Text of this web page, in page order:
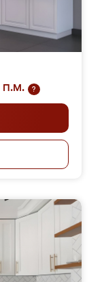
п.м.
?